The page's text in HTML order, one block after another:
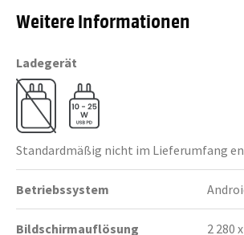
Weitere Informationen
Ladegerät
Standardmäßig nicht im Lieferumfang
Betriebssystem
Bildschirmauflösung 2 280